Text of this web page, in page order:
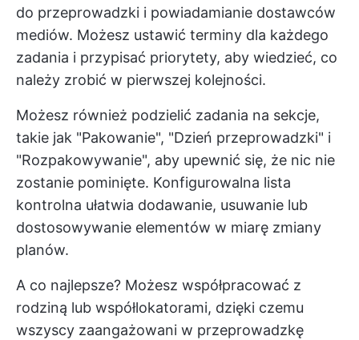
do przeprowadzki i powiadamianie dostawców
mediów. Możesz ustawić terminy dla każdego
zadania i przypisać priorytety, aby wiedzieć, co
należy zrobić w pierwszej kolejności.
Możesz również podzielić zadania na sekcje,
takie jak "Pakowanie", "Dzień przeprowadzki" i
"Rozpakowywanie", aby upewnić się, że nic nie
zostanie pominięte. Konfigurowalna lista
kontrolna ułatwia dodawanie, usuwanie lub
dostosowywanie elementów w miarę zmiany
planów.
A co najlepsze? Możesz współpracować z
rodziną lub współlokatorami, dzięki czemu
wszyscy zaangażowani w przeprowadzkę